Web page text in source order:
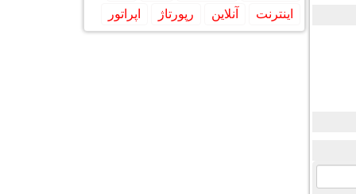
اینترنت
آنلاین رپورتاژ اپراتور